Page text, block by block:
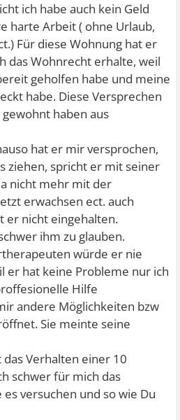
ich habe auch kein Geld
harte Arbeit ( ohne Urlaub,
Für diese Wohnung hat er
das Wohnrecht erhalte, weil
geholfen habe und meine
habe. Diese Versprechen
haben aus
hat er mir versprochen,
ziehen, spricht er mit seiner
nicht mehr mit der
erwachsen ect. auch
er nicht eingehalten.
ihm zu glauben.
würde er nie
er hat keine Probleme nur ich
Hilfe
andere Möglichkeiten bzw
Sie meinte seine
Verhalten einer 10
schwer für mich das
versuchen und so wie Du